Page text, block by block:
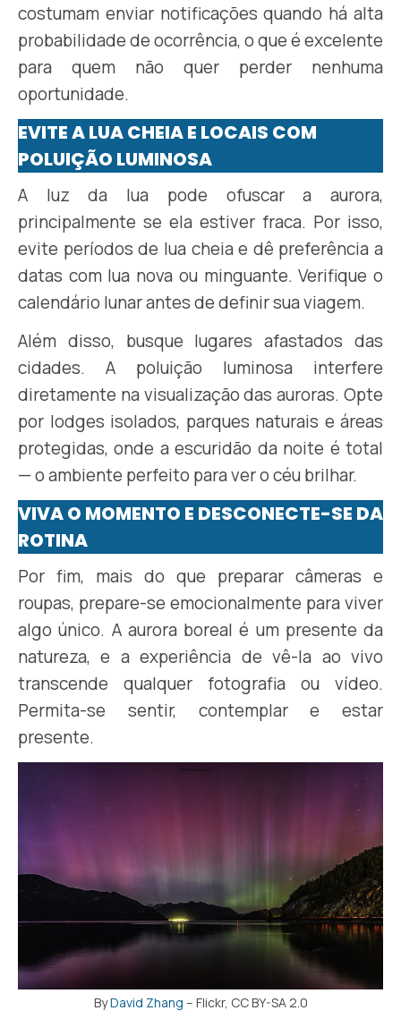
costumam enviar notificações quando há alta
probabilidade de ocorrência, o que é excelente
para quem não quer perder nenhuma
oportunidade.
EVITE A LUA CHEIA E LOCAIS COM
POLUIÇÃO LUMINOSA
A luz da lua pode ofuscar a aurora,
principalmente se ela estiver fraca. Por isso,
evite períodos de lua cheia e dê preferência a
datas com lua nova ou minguante. Verifique o
calendário lunar antes de definir sua viagem.
Além disso, busque lugares afastados das
cidades. A poluição luminosa interfere
diretamente na visualização das auroras. Opte
por lodges isolados, parques naturais e áreas
protegidas, onde a escuridão da noite é total
— o ambiente perfeito para ver o céu brilhar.
VIVA O MOMENTO E DESCONECTE-SE DA
ROTINA
Por fim, mais do que preparar câmeras e
roupas, prepare-se emocionalmente para viver
algo único. A aurora boreal é um presente da
natureza, e a experiência de vê-la ao vivo
transcende qualquer fotografia ou vídeo.
Permita-se sentir, contemplar e estar
presente.
ByDavid Zhang – Flickr, CC BY-SA 2.0